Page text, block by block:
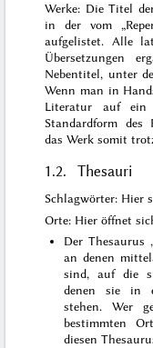
Werke: Die Titel
in der vom
aufgelistet. Alle
Übersetzungen
Nebentitel, unter
Wenn man in
Literatur auf ein
Standardform des
das Werk somit
1.2. Thesauri
Schlagwörter: Hier
Orte: Hier öffnet
Der Thesaurus
an denen
sind, auf die
denen sie in
stehen. Wer
bestimmten
diesen